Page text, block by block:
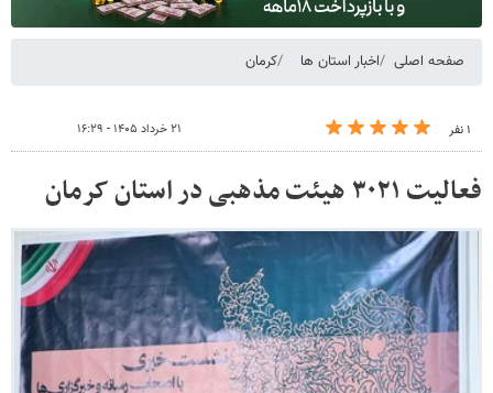
صفحه اصلی اخبار استان ها کرمان
۱ نفر ۲۱ خرداد ۱۴۰۵ - ۱۶:۲۹
فعالیت ۳۰۲۱ هیئت مذهبی در استان کرمان